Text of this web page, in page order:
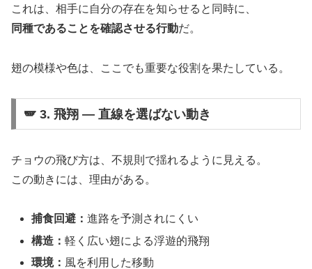
これは、相手に自分の存在を知らせると同時に、
同種であることを確認させる行動だ。
翅の模様や色は、ここでも重要な役割を果たしている。
🪽 3. 飛翔 ― 直線を選ばない動き
チョウの飛び方は、不規則で揺れるように見える。
この動きには、理由がある。
捕食回避：進路を予測されにくい
構造：軽く広い翅による浮遊的飛翔
環境： 風を利用した移動